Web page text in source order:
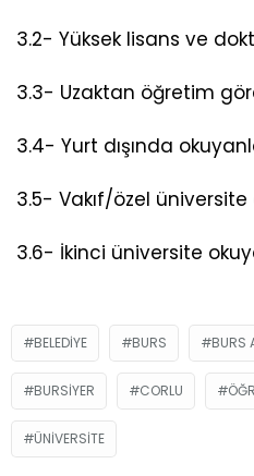
3.2- Yüksek lisans ve
3.3- Uzaktan öğretim
3.4- Yurt dışında
3.5- Vakıf/özel
3.6- İkinci üniversite
BELEDIYE BURS BURS
BURSIYER CORLU
ÜNIVERSITE